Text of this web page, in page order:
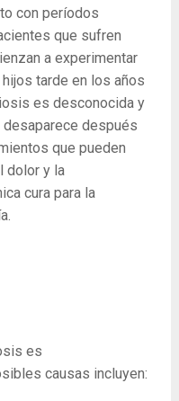
con períodos
que sufren
a experimentar
tarde en los años
es desconocida y
después
que pueden
dolor y la
cura para la
es
causas incluyen: